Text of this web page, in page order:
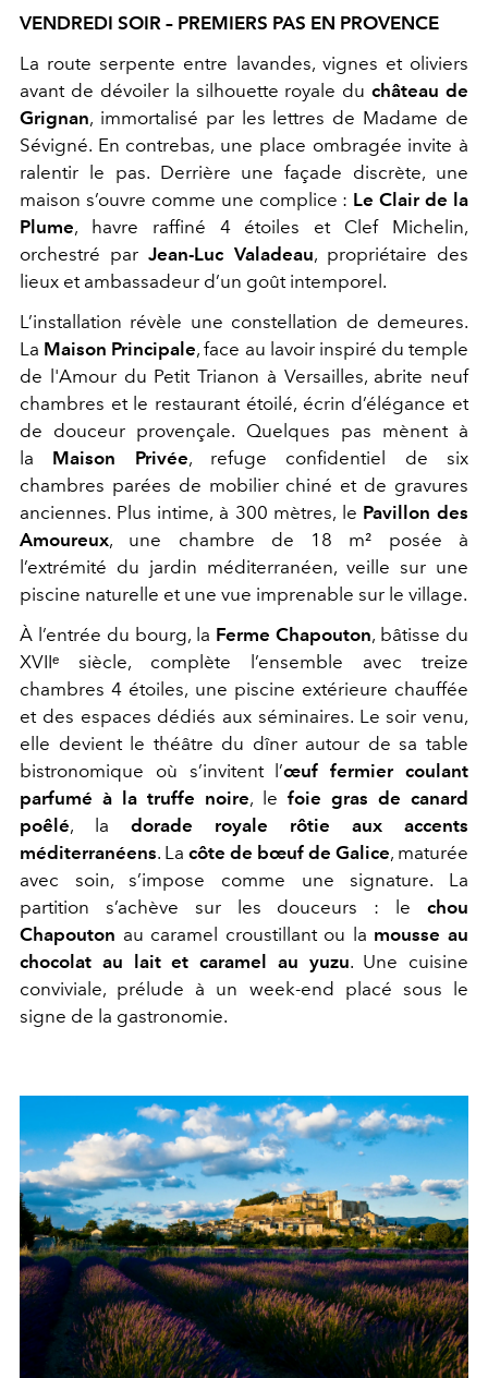
VENDREDI SOIR – PREMIERS PAS EN PROVENCE
La route serpente entre lavandes, vignes et oliviers
avant de dévoiler la silhouette royale du château de
Grignan, immortalisé par les lettres de Madame de
Sévigné. En contrebas, une place ombragée invite à
ralentir le pas. Derrière une façade discrète, une
maison s’ouvre comme une complice : Le Clair de la
Plume, havre raffiné 4 étoiles et Clef Michelin,
orchestré par Jean-Luc Valadeau, propriétaire des
lieux et ambassadeur d’un goût intemporel.
L’installation révèle une constellation de demeures.
La Maison Principale, face au lavoir inspiré du temple
de l'Amour du Petit Trianon à Versailles, abrite neuf
chambres et le restaurant étoilé, écrin d’élégance et
de douceur provençale. Quelques pas mènent à
la
Maison Privée, refuge confidentiel de six
chambres parées de mobilier chiné et de gravures
anciennes. Plus intime, à 300 mètres, le Pavillon des
Amoureux, une chambre de 18 m² posée à
l’extrémité du jardin méditerranéen, veille sur une
piscine naturelle et une vue imprenable sur le village.
À l’entrée du bourg, la Ferme Chapouton, bâtisse du
XVIIᵉ siècle, complète l’ensemble avec treize
chambres 4 étoiles, une piscine extérieure chauffée
et des espaces dédiés aux séminaires. Le soir venu,
elle devient le théâtre du dîner autour de sa table
bistronomique où s’invitent l’œuf fermier coulant
parfumé à la truffe noire, le foie gras de canard
poêlé, la dorade royale rôtie aux accents
méditerranéens. La côte de bœuf de Galice, maturée
avec soin, s’impose comme une signature. La
partition s’achève sur les douceurs : le
chou
Chapouton au caramel croustillant ou la mousse au
chocolat au lait et caramel au yuzu. Une cuisine
conviviale, prélude à un week-end placé sous le
signe de la gastronomie.